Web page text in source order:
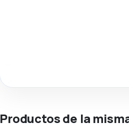
Productos de la